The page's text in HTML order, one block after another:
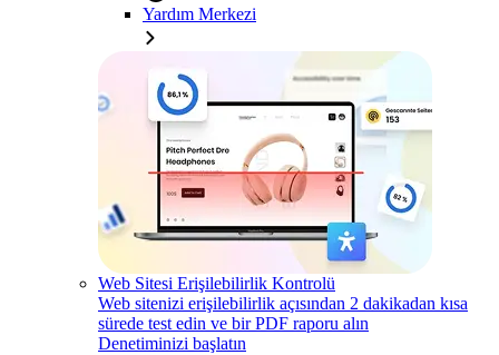
Yardım Merkezi
Web Sitesi Erişilebilirlik Kontrolü
Web sitenizi erişilebilirlik açısından 2 dakikadan kısa
sürede test edin ve bir PDF raporu alın
Denetiminizi başlatın